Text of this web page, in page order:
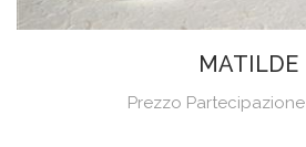
MATILDE
Prezzo Partecipazione